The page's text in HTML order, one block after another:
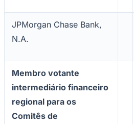
JPMorgan Chase Bank,
N.A.
Membro votante
intermediário financeiro
regional para os
Comitês de